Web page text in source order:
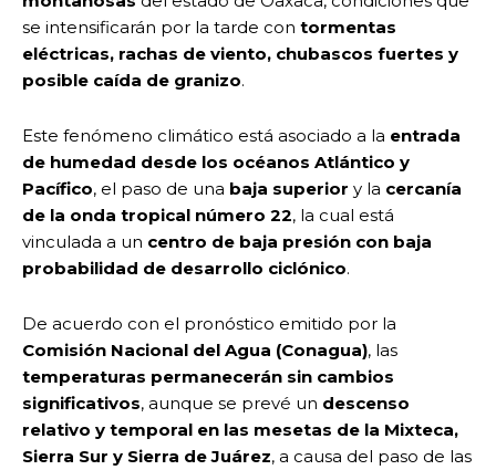
se intensificarán por la tarde con tormentas
eléctricas, rachas de viento, chubascos fuertes y
posible caída de granizo.
Este fenómeno climático está asociado a la entrada
de humedad desde los océanos Atlántico y
Pacífico, el paso de una baja superior y la cercanía
de la onda tropical número 22, la cual está
vinculada a un centro de baja presión con baja
probabilidad de desarrollo ciclónico.
De acuerdo con el pronóstico emitido por la
Comisión Nacional del Agua (Conagua), las
temperaturas permanecerán sin cambios
significativos, aunque se prevé un descenso
relativo y temporal en las mesetas de la Mixteca,
Sierra Sur y Sierra de Juárez, a causa del paso de las